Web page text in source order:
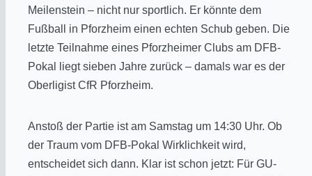
Meilenstein – nicht nur sportlich. Er könnte dem
Fußball in Pforzheim einen echten Schub geben. Die
letzte Teilnahme eines Pforzheimer Clubs am DFB-
Pokal liegt sieben Jahre zurück – damals war es der
Oberligist CfR Pforzheim.
Anstoß der Partie ist am Samstag um 14:30 Uhr. Ob
der Traum vom DFB-Pokal Wirklichkeit wird,
entscheidet sich dann. Klar ist schon jetzt: Für GU-